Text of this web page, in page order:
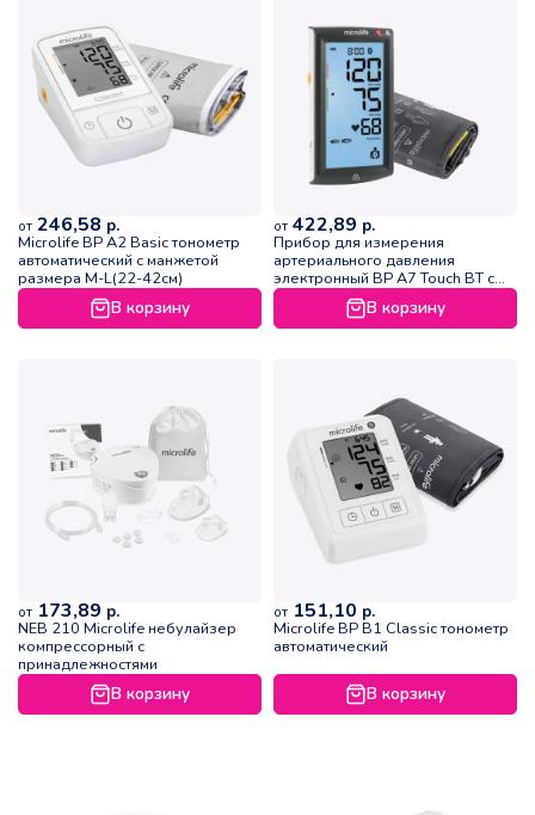
от 246,58 р.
Microlife BP A2 Basic тонометр
автоматический с манжетой
размера M-L(22-42см)
В корзину
от 422,89 р.
Прибор для измерения
артериального давления
электронный ВР А7 Touch BT с
принадлежностямиВ корзину
от 173,89 р.
NEB 210 Microlife небулайзер
компрессорный с
принадлежностями
В корзину
от 151,10 р.
Microlife ВР B1 Classic тонометр
автоматический
В корзину